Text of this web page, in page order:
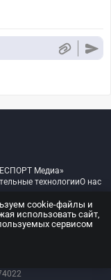
Медиа»
технологииО нас
защищены
средств массовой
022
cookie-файлы и
использовать сайт,
сервисом